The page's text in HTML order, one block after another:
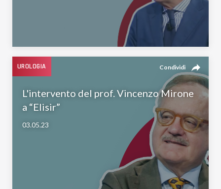
L'intervento del prof. Vincenzo Mirone
a “Elisir”
03.05.23
UROLOGIA Condividi reply